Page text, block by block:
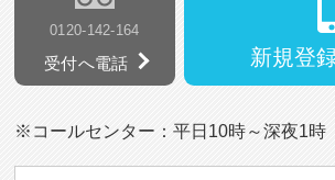
0120-142-164
受付へ電話 新規登
※コールセンター：平日10時～深夜1時